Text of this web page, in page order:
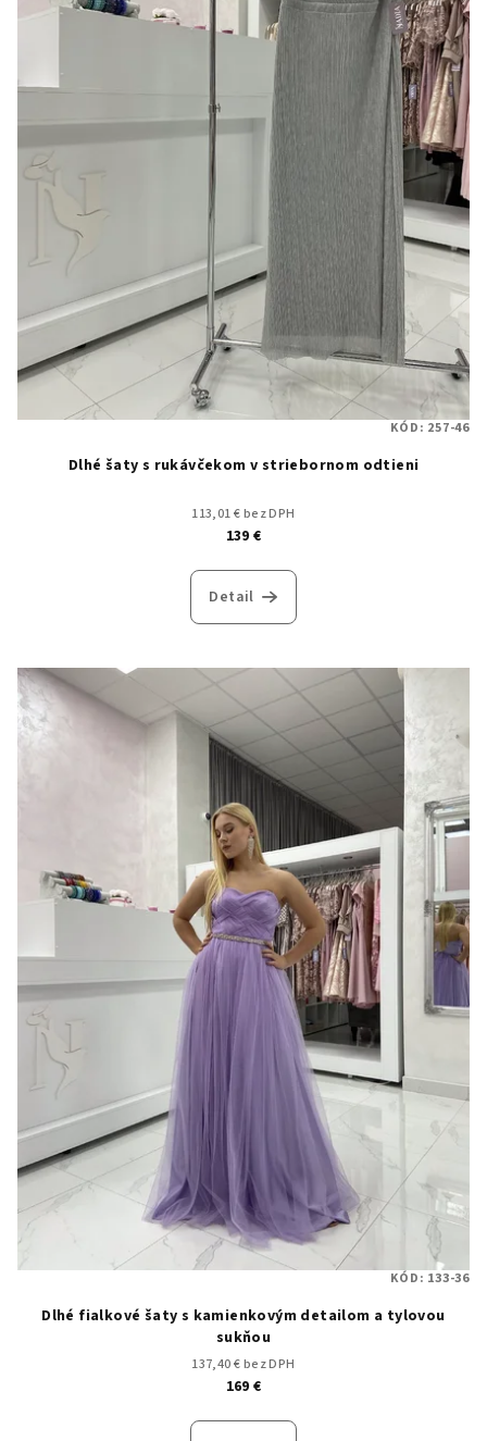
Dlhé šaty s rukávčekom v striebornom odtieni
113,01 € bez DPH
139 €
Detail
KÓD: 257-46
Dlhé fialkové šaty s kamienkovým detailom a tylovou
sukňou
137,40 € bez DPH
169 €
KÓD: 133-36